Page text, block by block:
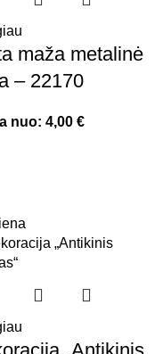
maža metalinė
– 22170
nuo: 4,00 €